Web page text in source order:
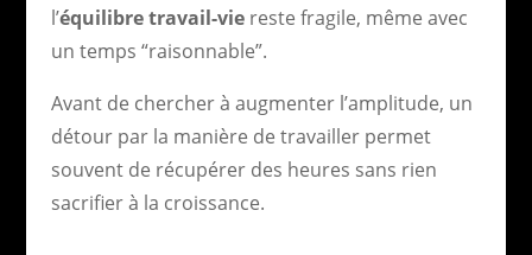
l’équilibre travail-viereste fragile, même avec
un temps “raisonnable”.
Avant de chercher à augmenter l’amplitude, un
détour par la manière de travailler permet
souvent de récupérer des heures sans rien
sacrifier à la croissance.